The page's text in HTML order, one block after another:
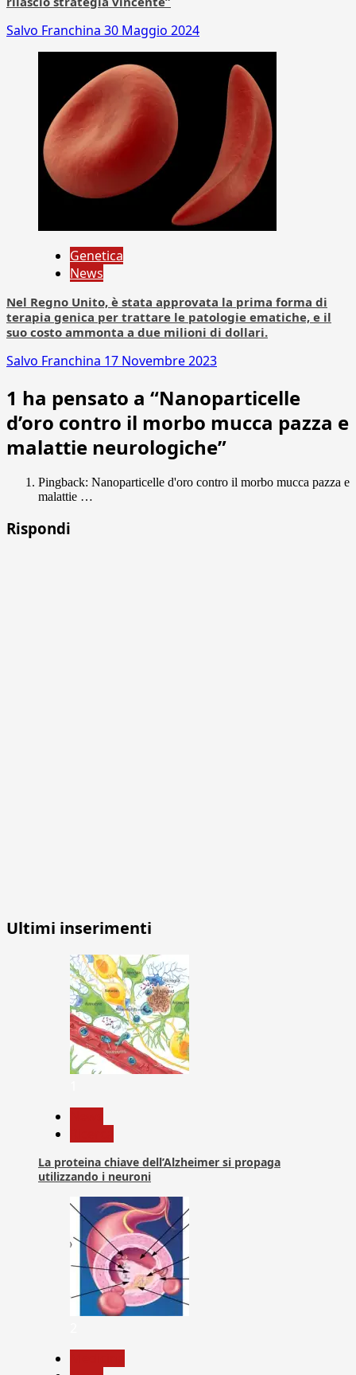
Salvo Franchina 30 Maggio 2024
Genetica
News
Nel Regno Unito, è stata approvata la prima forma di
terapia genica per trattare le patologie ematiche, e il
suo costo ammonta a due milioni di dollari.
Salvo Franchina 17 Novembre 2023
1 ha pensato a “Nanoparticelle
d’oro contro il morbo mucca pazza e
malattie neurologiche”
Pingback: Nanoparticelle d'oro contro il morbo mucca pazza e
malattie …
Rispondi
Ultimi inserimenti
La proteina chiave dell’Alzheimer si propaga
utilizzando i neuroni